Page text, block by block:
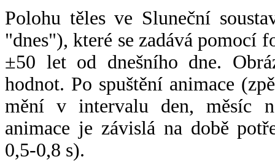
Polohu těles ve Sluneční
"dnes"), které se zadává pomocí
±50 let od dnešního dne.
hodnot. Po spuštění animace
mění v intervalu den, měsíc
animace je závislá na době
0,5-0,8 s).